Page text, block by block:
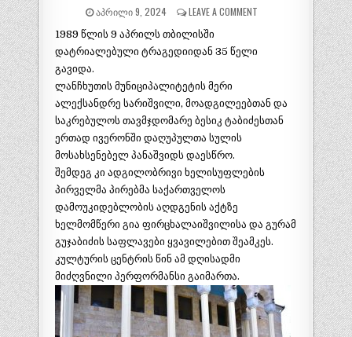
ᲐᲞᲠᲘᲚᲘ 9, 2024 LEAVE A COMMENT
1989 წლის 9 აპრილს თბილისში
დატრიალებული ტრაგედიიდან 35 წელი
გავიდა.
ლანჩხუთის მუნიციპალიტეტის მერი
ალექსანდრე სარიშვილი, მოადგილეებთან და
საკრებულოს თავმჯდომარე ბესიკ ტაბიძესთან
ერთად ივერონში დაღუპულთა სულის
მოსახსენებელ პანაშვიდს დაესწრო.
შემდეგ კი ადგილობრივი ხელისუფლების
პირველმა პირებმა საქართველოს
დამოუკიდებლობის აღდგენის აქტზე
ხელმომწერი გია ფირცხალაიშვილისა და გურამ
გუჯაბიძის საფლავები ყვავილებით შეამკეს.
კულტურის ცენტრის წინ ამ დღისადმი
მიძღვნილი პერფორმანსი გაიმართა.